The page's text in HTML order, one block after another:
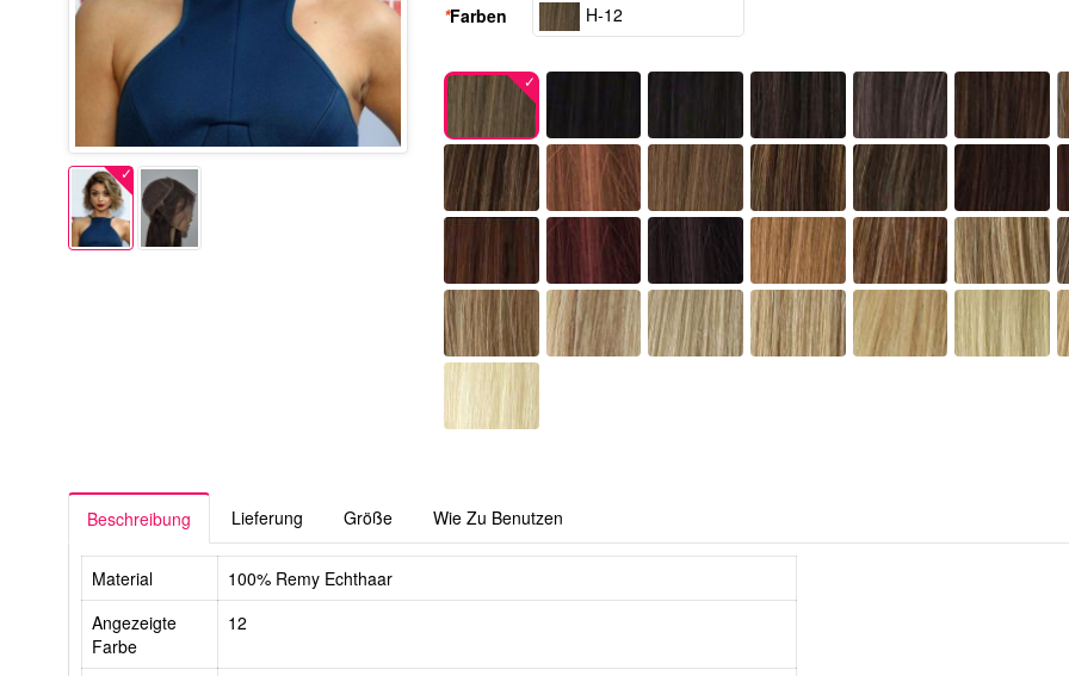
*Farben H-12
Beschreibung Lieferung Größe Wie Zu Benutzen
Material
100% Remy Echthaar
Angezeigte
Farbe
12